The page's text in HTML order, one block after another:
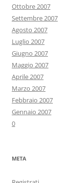
Ottobre 2007
Settembre 2007
Agosto 2007
Luglio 2007
Giugno 2007
Maggio 2007
Aprile 2007
Marzo 2007
Febbraio 2007
Gennaio 2007
0
META